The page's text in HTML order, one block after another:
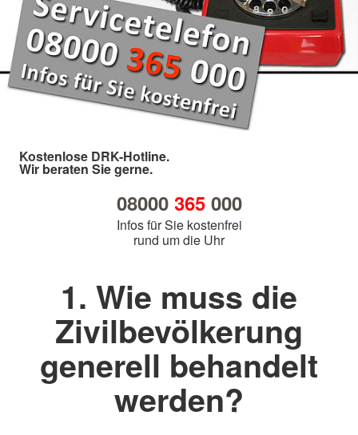
Kostenlose DRK-Hotline.
Wir beraten Sie gerne.
08000 365000
Infos für Sie kostenfrei
rund um die Uhr
1. Wie muss die
Zivilbevölkerung
generell behandelt
werden?